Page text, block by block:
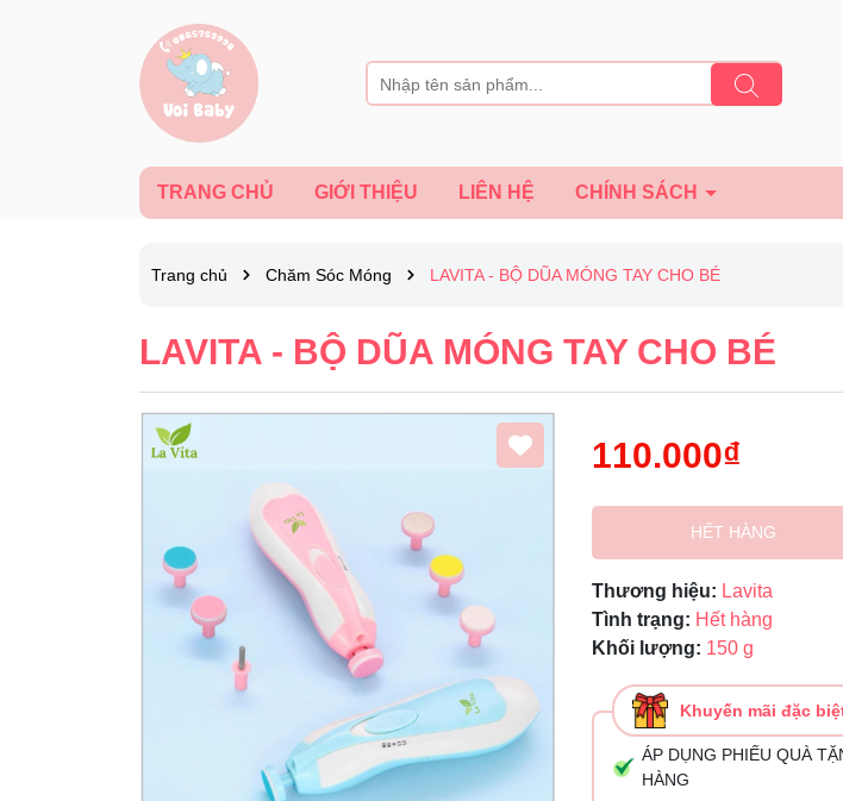
TRANG CHỦ GIỚI THIỆU LIÊN HỆ CHÍNH SÁCH
Trang chủ Chăm Sóc Móng LAVITA - BỘ DŨA MÓNG TAY CHO BÉ
LAVITA - BỘ DŨA MÓNG TAY CHO BÉ
110.000₫
HẾT HÀNG
Thương hiệu: Lavita
Tình trạng: Hết hàng
Khối lượng: 150 g
Khuyến mãi đặc
ÁP DỤNG PHIẾU QUÀ
HÀNG
Mã giảm giá:
Điều kiện: